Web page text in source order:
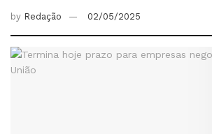
by Redação 02/05/2025